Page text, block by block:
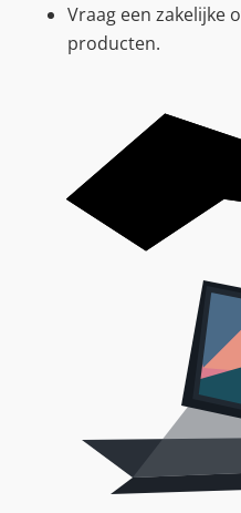
Vraag een zakelijke
producten.